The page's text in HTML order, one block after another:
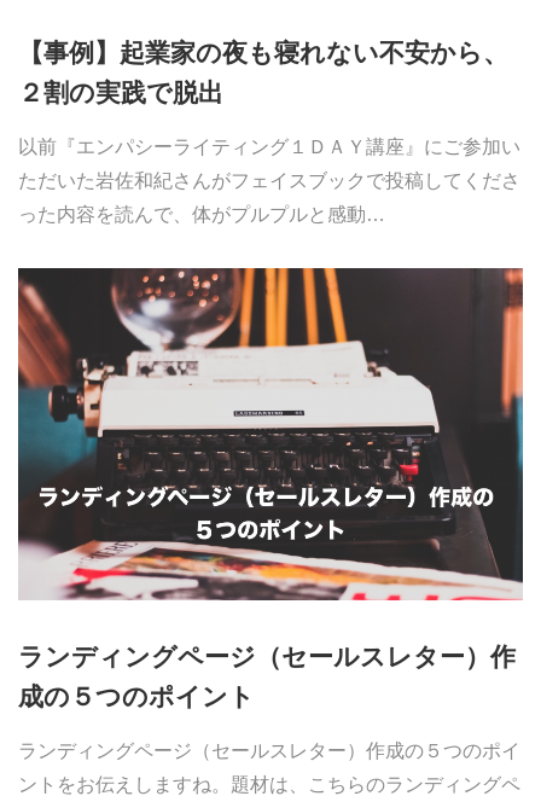
【事例】起業家の夜も寝れない不安から、
２割の実践で脱出
以前『エンパシーライティング１ＤＡＹ講座』にご参加い
ただいた岩佐和紀さんがフェイスブックで投稿してくださ
った内容を読んで、体がプルプルと感動…
ランディングページ（セールスレター）作
成の５つのポイント
ランディングページ（セールスレター）作成の５つのポイ
ントをお伝えしますね。題材は、こちらのランディングペ